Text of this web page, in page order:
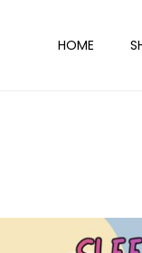
HOME